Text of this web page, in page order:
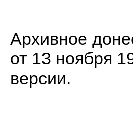
Архивное
от 13 ноября
версии.